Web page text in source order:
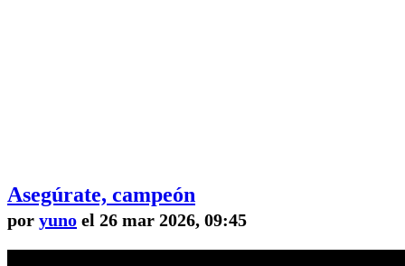
Asegúrate, campeón
por yuno el 26 mar 2026, 09:45